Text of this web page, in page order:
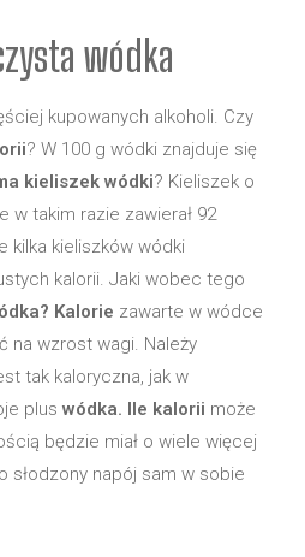
wódka
kupowanych alkoholi. Czy
? W 100 g wódki znajduje się
kieliszek wódki? Kieliszek o
w takim razie zawierał 92
kilka kieliszków wódki
kalorii. Jaki wobec tego
Kalorie zawarte w wódce
na wzrost wagi. Należy
tak kaloryczna, jak w
pluswódka. Ile kalorii może
będzie miał o wiele więcej
słodzony napój sam w sobie